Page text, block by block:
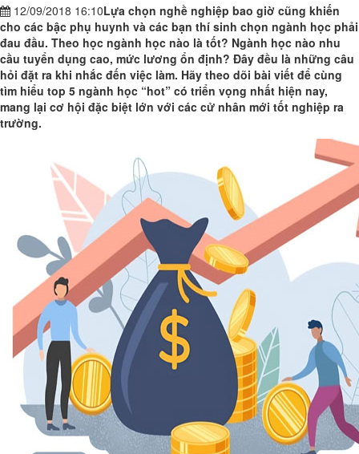
12/09/2018 16:10Lựa chọn nghề nghiệp bao giờ cũng khiến
cho các bậc phụ huynh và các bạn thí sinh chọn ngành học phải
đau đầu. Theo học ngành học nào là tốt? Ngành học nào nhu
cầu tuyển dụng cao, mức lương ổn định? Đây đều là những câu
hỏi đặt ra khi nhắc đến việc làm. Hãy theo dõi bài viết để cùng
tìm hiểu top 5 ngành học “hot” có triển vọng nhất hiện nay,
mang lại cơ hội đặc biệt lớn với các cử nhân mới tốt nghiệp ra
trường.